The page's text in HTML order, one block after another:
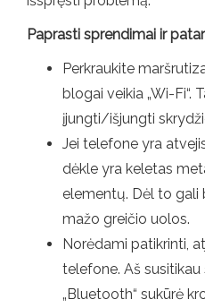
Paprasti sprendimai ir
Perkraukite
blogai veikia „Wi-Fi“.
įjungti/išjungti
Jei telefone yra
dėkle yra keletas
elementų. Dėl to gali
mažo greičio uolos.
Norėdami patikrinti,
telefone. Aš susitikau
„Bluetooth“ sukūrė